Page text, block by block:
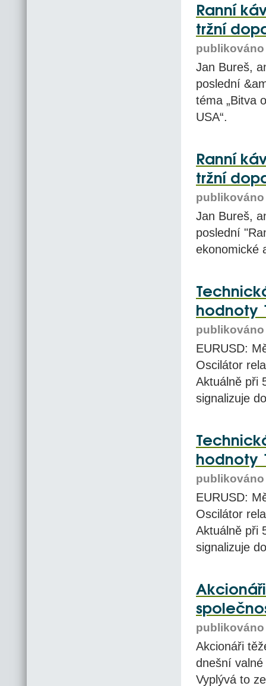
Ranní
tržní
publikováno
Jan Bureš,
poslední
téma „Bitva
USA“.
Ranní
tržní
publikováno
Jan Bureš,
poslední
ekonomické
hodnoty
publikováno
EURUSD:
Oscilátor
Aktuálně při
signalizuje
hodnoty
publikováno
EURUSD:
Oscilátor
Aktuálně při
signalizuje
publikováno
Akcionáři
dnešní valné
Vyplývá to